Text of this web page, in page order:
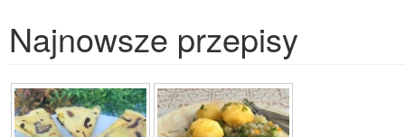
Najnowsze przepisy